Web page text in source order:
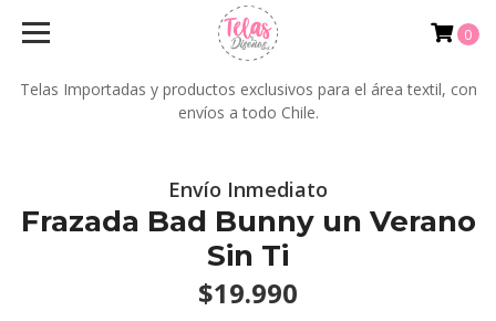
Telas Importadas y productos exclusivos para el área textil, con
envíos a todo Chile.
0
Envío Inmediato
Frazada Bad Bunny un Verano
Sin Ti
$19.990